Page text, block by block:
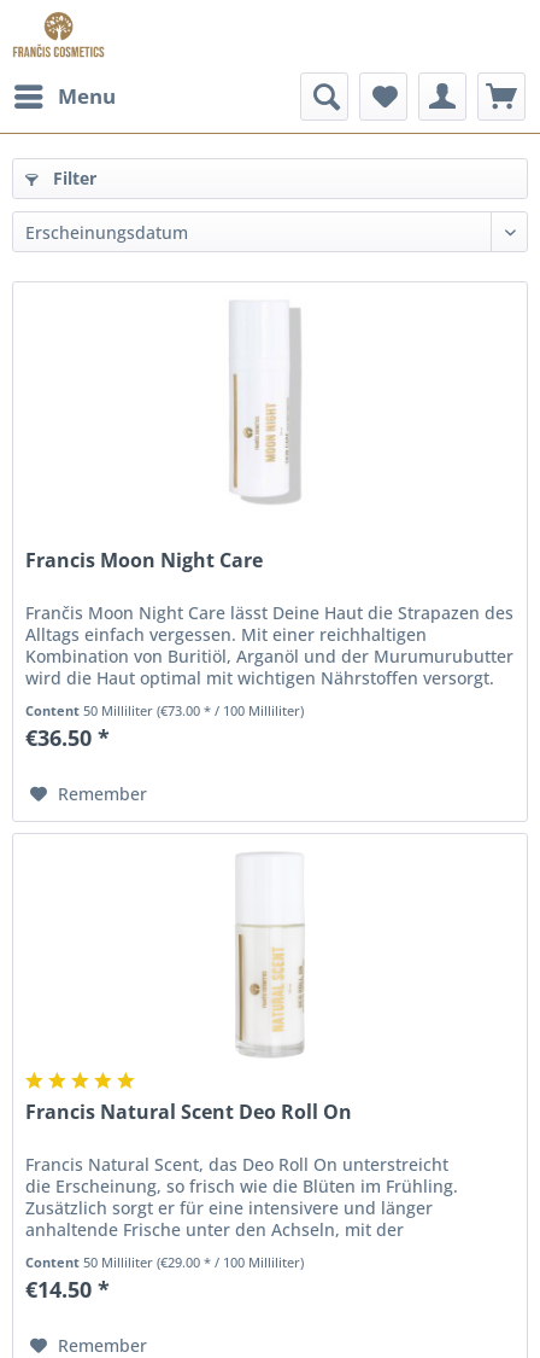
Menu
Filter
Francis Moon Night Care
Frančis Moon Night Care lässt Deine Haut die Strapazen des
Alltags einfach vergessen. Mit einer reichhaltigen
Kombination von Buritiöl, Arganöl und der Murumurubutter
wird die Haut optimal mit wichtigen Nährstoffen versorgt.
Beta Glucan...
Content50 Milliliter(€73.00 * / 100 Milliliter)
€36.50 *
Remember
Francis Natural Scent Deo Roll On
Francis Natural Scent, das Deo Roll On unterstreicht
die Erscheinung, so frisch wie die Blüten im Frühling.
Zusätzlich sorgt er für eine intensivere und länger
anhaltende Frische unter den Achseln, mit der
angenehmen und neutralen...
Content 50 Milliliter(€29.00 * / 100 Milliliter)
€14.50 *
Remember